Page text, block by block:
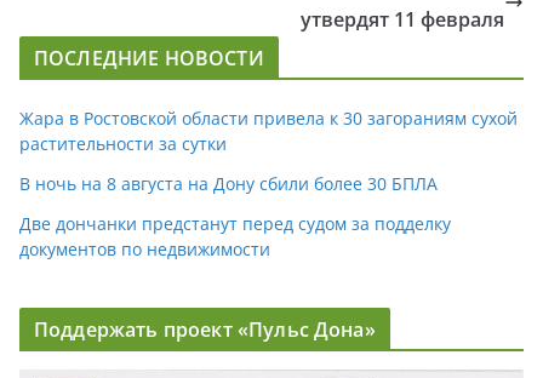
утвердят 11 февраля
ПОСЛЕДНИЕ НОВОСТИ
Жара в Ростовской области привела к 30 загораниям сухой
растительности за сутки
В ночь на 8 августа на Дону сбили более 30 БПЛА
Две дончанки предстанут перед судом за подделку
документов по недвижимости
Поддержать проект «Пульс Дона»